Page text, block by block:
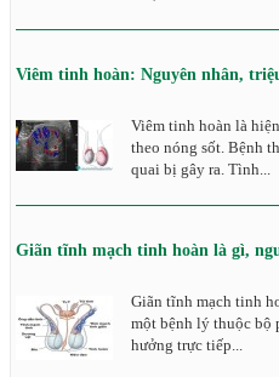
Viêm tinh hoàn: Nguyên nhân,
Viêm tinh hoàn là
theo nóng sốt. Bệnh
quai bị gây ra. Tình...
Giãn tĩnh mạch tinh hoàn là gì,
Giãn tĩnh mạch tinh
một bệnh lý thuộc bộ
hưởng trực tiếp...